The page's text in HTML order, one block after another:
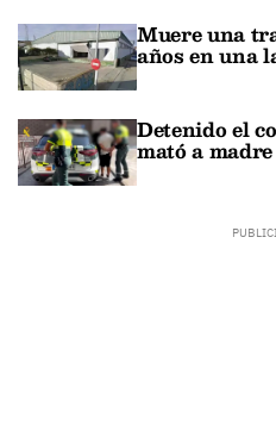
Muere una
años en una
Detenido el
mató a